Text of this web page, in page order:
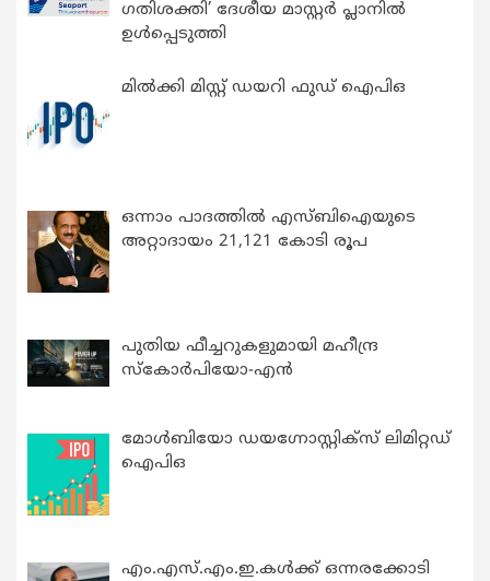
ഗതിശക്തി’ ദേശീയ മാസ്റ്റർ പ്ലാനിൽ
ഉൾപ്പെടുത്തി
മിൽക്കി മിസ്റ്റ് ഡയറി ഫുഡ് ഐപിഒ
ഒന്നാം പാദത്തിൽ എസ്ബിഐയുടെ
അറ്റാദായം 21,121 കോടി രൂപ
പുതിയ ഫീച്ചറുകളുമായി മഹീന്ദ്ര
സ്കോർപിയോ-എൻ
മോൾബിയോ ഡയഗ്നോസ്റ്റിക്സ് ലിമിറ്റഡ്
ഐപിഒ
എം.എസ്.എം.ഇ.കൾക്ക് ഒന്നരക്കോടി